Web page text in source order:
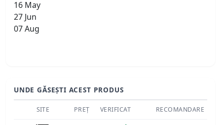
16 May
27 Jun
07 Aug
UNDE GĂSEȘTI ACEST PRODUS
SITE PREȚ VERIFICAT RECOMANDARE